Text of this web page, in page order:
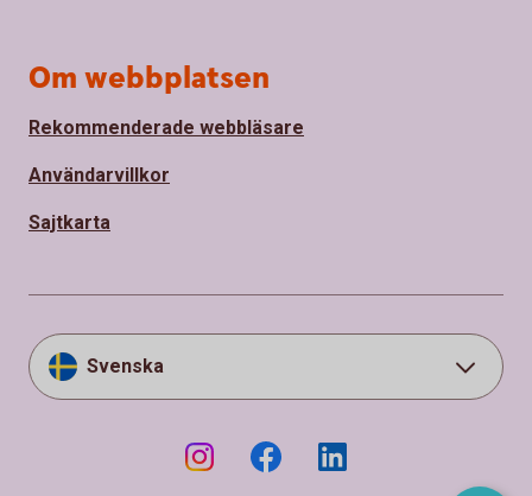
Om webbplatsen
Rekommenderade webbläsare
Användarvillkor
Sajtkarta
Svenska